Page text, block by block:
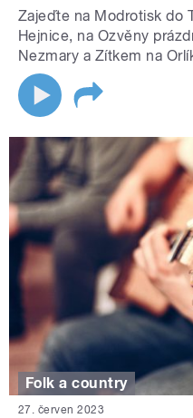
Zajeďte na Modrotisk do
Hejnice, na Ozvěny
Nezmary a Zítkem na
Folk a country
27. červen 2023